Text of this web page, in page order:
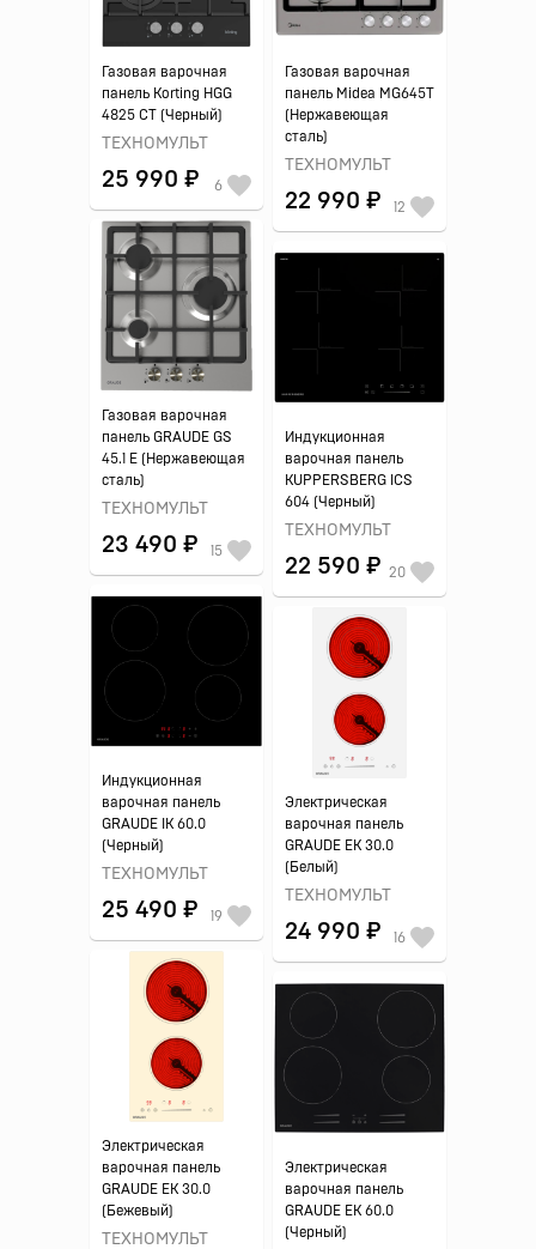
Газовая варочная
панель Korting HGG
4825 CT (Черный)
ТЕХНОМУЛЬТ
25 990 ₽ 6
Газовая варочная
панель Midea MG645T
(Нержавеющая
сталь)
ТЕХНОМУЛЬТ
22 990 ₽ 12
Газовая варочная
панель GRAUDE GS
45.1 E (Нержавеющая
сталь)
ТЕХНОМУЛЬТ
23 490 ₽ 15
Индукционная
варочная панель
KUPPERSBERG ICS
604 (Черный)
ТЕХНОМУЛЬТ
22 590 ₽ 20
Индукционная
варочная панель
GRAUDE IK 60.0
(Черный)
ТЕХНОМУЛЬТ
25 490 ₽ 19
Электрическая
варочная панель
GRAUDE EK 30.0
(Белый)
ТЕХНОМУЛЬТ
24 990 ₽ 16
Электрическая
варочная панель
GRAUDE EK 30.0
(Бежевый)
ТЕХНОМУЛЬТ
Электрическая
варочная панель
GRAUDE EK 60.0
(Черный)